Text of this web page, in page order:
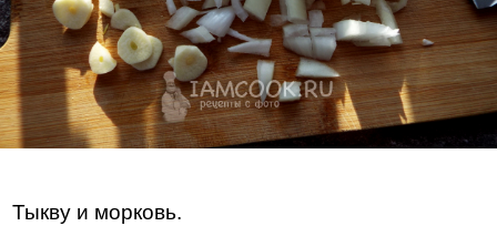
Тыкву и морковь.